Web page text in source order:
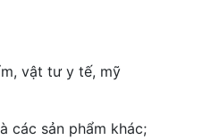
vật tư y tế, mỹ
các sản phẩm khác;